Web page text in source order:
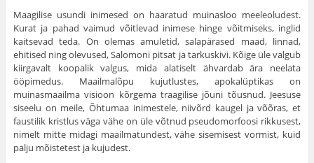
Maagilise usundi inimesed on haaratud muinasloo meeleoludest.
Kurat ja pahad vaimud võitlevad ini­mese hinge võitmiseks, inglid
kaitsevad teda. On olemas amuletid, salapärased maad, linnad,
ehitised ning olevused, Salomoni pitsat ja tarkuskivi. Kõige üle valgub
kiirgavalt koopalik valgus, mida alatiselt ähvardab ära neelata
ööpimedus. Maailmalõpu kujut­lustes, apokalüptikas on
muinasmaailma visioon kõr­gema traagilise jõuni tõusnud. Jeesuse
siseelu on meile, Õhtumaa inimestele, niivõrd kaugel ja võõras, et
faustilik kristlus väga vähe on üle võtnud pseudomorfoosi rikkusest,
nimelt mitte midagi maailma­tundest, vähe sisemisest vormist, kuid
palju mõiste­test ja kujudest.